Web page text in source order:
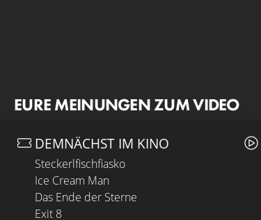
EURE MEINUNGEN ZUM VIDEO
DEMNÄCHST IM KINO
Steckerlfischfiasko
Ice Cream Man
Das Ende der Sterne
Exit 8